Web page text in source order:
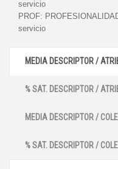
servicio
PROF:
servicio
MEDIA DESCRIPTOR /
% SAT. DESCRIPTOR /
MEDIA DESCRIPTOR /
% SAT. DESCRIPTOR /